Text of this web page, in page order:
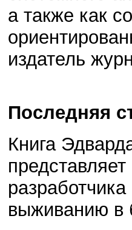
а также как
издатель
Последняя
Книга
выживанию в